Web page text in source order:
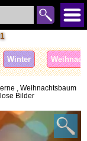
Winter
, Weihnachtsbaum
Bilder